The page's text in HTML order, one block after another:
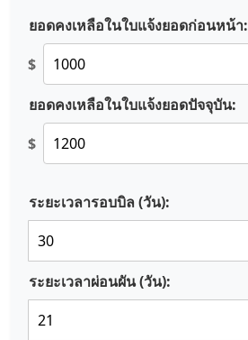
ยอดคงเหลือในใบแจ้งยอดก่อนหน้า:
$
ยอดคงเหลือในใบแจ้งยอดปัจจุบัน:
$
ระยะเวลารอบบิล (วัน):
ระยะเวลาผ่อนผัน (วัน):